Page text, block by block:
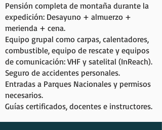
Pensión completa de montaña durante la
expedición: Desayuno + almuerzo +
merienda + cena.
Equipo grupal como carpas, calentadores,
combustible, equipo de rescate y equipos
de comunicación: VHF y satelital (InReach).
Seguro de accidentes personales.
Entradas a Parques Nacionales y permisos
necesarios.
Guías certificados, docentes e instructores.